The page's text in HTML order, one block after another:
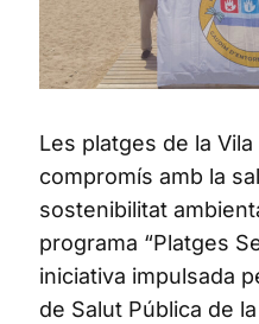
Les platges de la
compromís amb la
sostenibilitat
programa “Platges
iniciativa impulsada
de Salut Pública de